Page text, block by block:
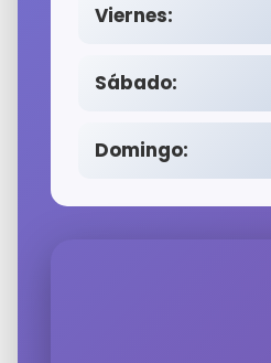
Viernes:
Sábado:
Domingo: